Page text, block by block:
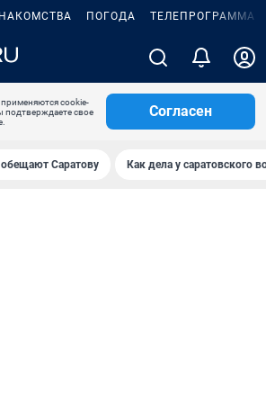
ПОГОДА ТЕЛЕПРОГРАММА
cookie-
подтверждаете свое
Согласен
Саратову Как дела у саратовского